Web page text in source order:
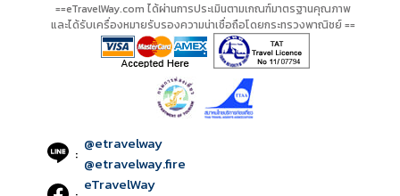
==eTravelWay.com ได้ผ่านการประเมินตามเกณฑ์มาตรฐานคุณภาพ
และได้รับเครื่องหมายรับรองความน่าเชื่อถือโดยกระทรวงพาณิชย์ ==
: @etravelway
@etravelway.fire
eTravelWay